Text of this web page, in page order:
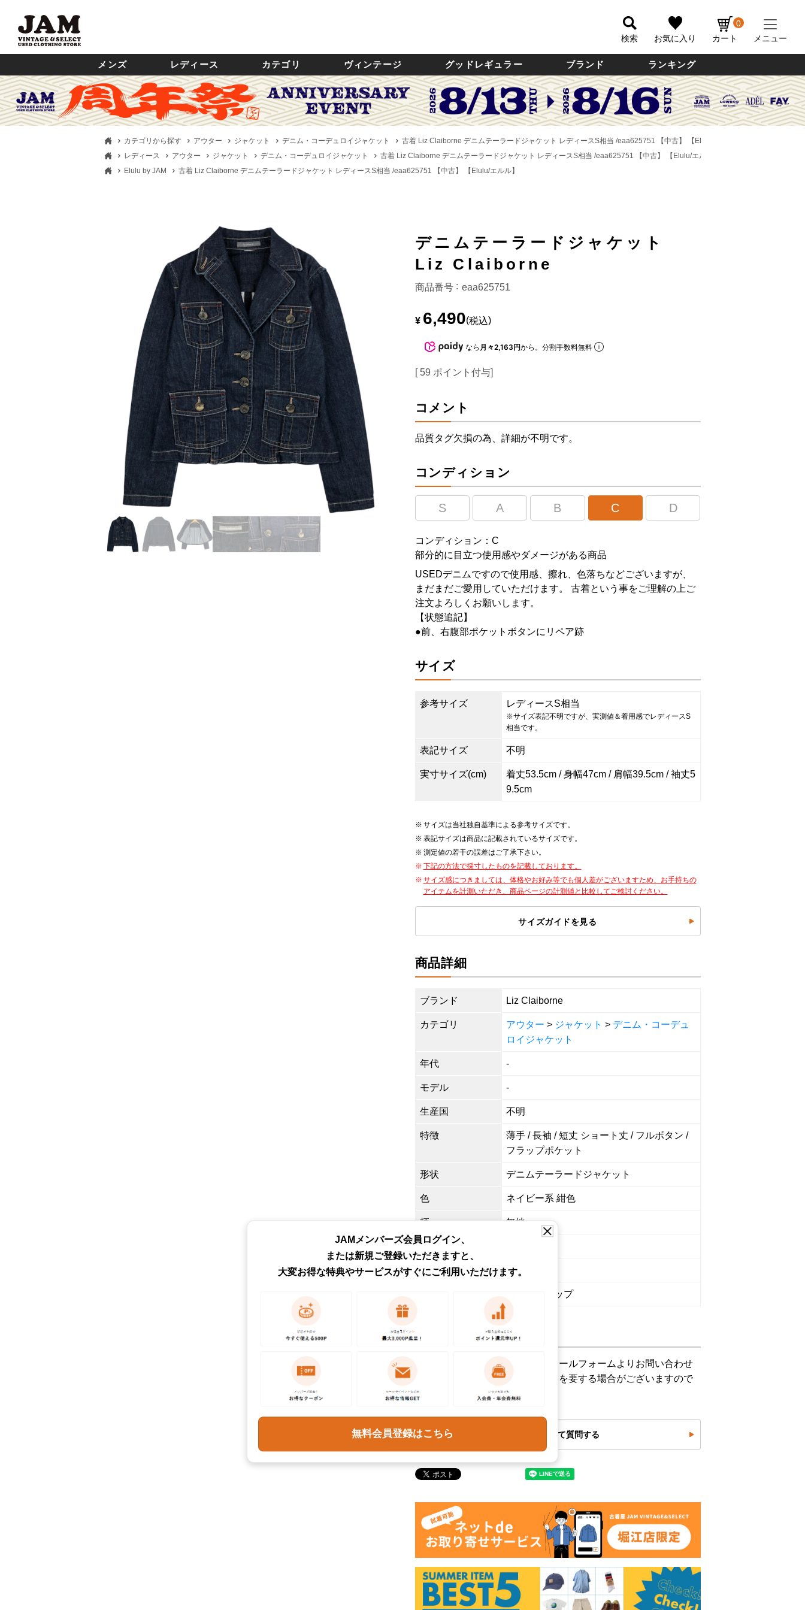
検索 お気に入り カート
0
メニュー
メンズ レディース カテゴリ ヴィンテージ グッドレギュラー ブランド ランキング
カテゴリから探す アウター ジャケット デニム・コーデュロイジャケット 古着 Liz Claiborne デニムテーラードジャケット レディースS相当 /eaa625751 【中古】
【Elulu/エルル】
レディース
アウター ジャケット デニム・コーデュロイジャケット 古着 Liz Claiborne デニムテーラードジャケット レディースS相当 /eaa625751 【中古】
【Elulu/エルル】
Elulu by JAM
古着 Liz Claiborne デニムテーラードジャケット レディースS相当 /eaa625751 【中古】 【Elulu/エルル】
デニムテーラードジャケット
Liz Claiborne
商品番号 eaa625751
¥ 6,490 税込
なら 月々2,163円から。分割手数料無料
[ 59 ポイント付与]
コメント
品質タグ欠損の為、詳細が不明です。
コンディション
S A B C D
コンディション：C
部分的に目立つ使用感やダメージがある商品
USEDデニムですので使用感、擦れ、色落ちなどございますが、
まだまだご愛用していただけます。 古着という事をご理解の上ご
注文よろしくお願いします。
【状態追記】
●前、右腹部ポケットボタンにリペア跡
サイズ
参考サイズ レディースS相当
※サイズ表記不明ですが、実測値＆着用感でレディースS
相当です。
表記サイズ 不明
実寸サイズ(cm)
着丈53.5cm / 身幅47cm / 肩幅39.5cm / 袖丈5
9.5cm
サイズは当社独自基準による参考サイズです。
表記サイズは商品に記載されているサイズです。
測定値の若干の誤差はご了承下さい。
下記の方法で採寸したものを記載しております。
サイズ感につきましては、体格やお好み等でも個人差がございますため、お手持ちの
アイテムを計測いただき、商品ページの計測値と比較してご検討ください。
サイズガイドを見る
商品詳細
ブランド Liz Claiborne
カテゴリ アウター > ジャケット > デニム・コーデュ
ロイジャケット
年代 -
モデル -
生産国 不明
特徴
薄手 / 長袖 / 短丈 ショート丈 / フルボタン /
フラップポケット
形状 デニムテーラードジャケット
色 ネイビー系 紺色
柄 無地
素材
商品番号 eaa625751
ネットショップ
お問い合わせ
この商品に関するご質問は下記メールフォームよりお問い合わせ
ください。各種ご対応にはお時間を要する場合がございますので
予めご了承ください。
商品について質問する
JAMメンバーズ会員ログイン、
または新規ご登録いただきますと、
大変お得な特典やサービスがすぐにご利用いただけます。
無料会員登録はこちら